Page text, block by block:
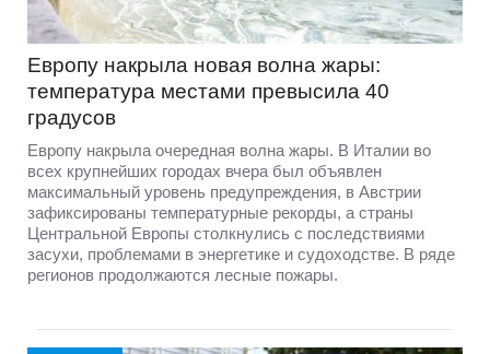
Европу накрыла новая волна жары:
температура местами превысила 40
градусов
Европу накрыла очередная волна жары. В Италии во
всех крупнейших городах вчера был объявлен
максимальный уровень предупреждения, в Австрии
зафиксированы температурные рекорды, а страны
Центральной Европы столкнулись с последствиями
засухи, проблемами в энергетике и судоходстве. В ряде
регионов продолжаются лесные пожары.